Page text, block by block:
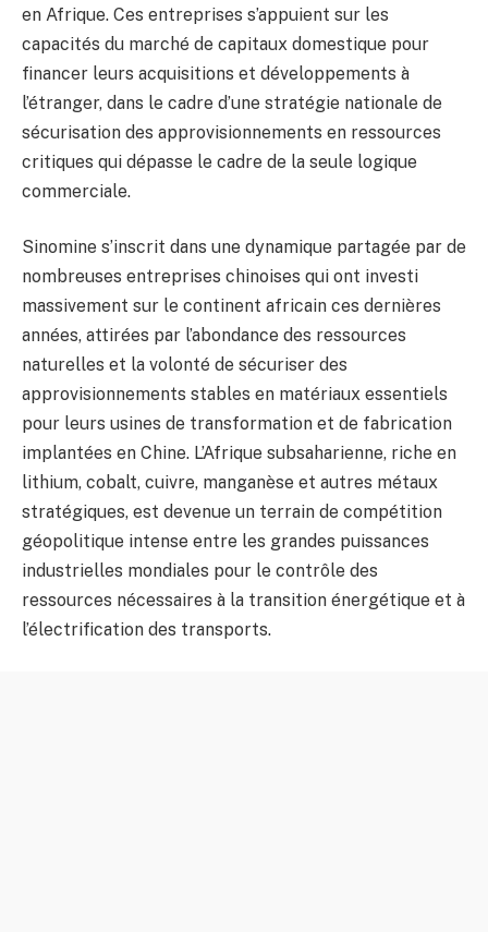
en Afrique. Ces entreprises s’appuient sur les
capacités du marché de capitaux domestique pour
financer leurs acquisitions et développements à
l’étranger, dans le cadre d’une stratégie nationale de
sécurisation des approvisionnements en ressources
critiques qui dépasse le cadre de la seule logique
commerciale.
Sinomine s’inscrit dans une dynamique partagée par de
nombreuses entreprises chinoises qui ont investi
massivement sur le continent africain ces dernières
années, attirées par l’abondance des ressources
naturelles et la volonté de sécuriser des
approvisionnements stables en matériaux essentiels
pour leurs usines de transformation et de fabrication
implantées en Chine. L’Afrique subsaharienne, riche en
lithium, cobalt, cuivre, manganèse et autres métaux
stratégiques, est devenue un terrain de compétition
géopolitique intense entre les grandes puissances
industrielles mondiales pour le contrôle des
ressources nécessaires à la transition énergétique et à
l’électrification des transports.